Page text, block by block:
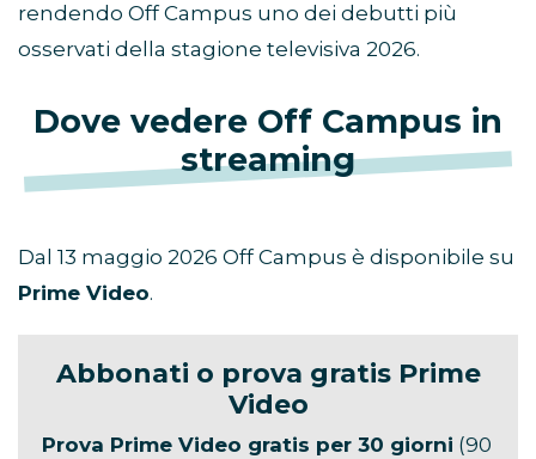
rendendo Off Campus uno dei debutti più
osservati della stagione televisiva 2026.
Dove vedere Off Campus in
streaming
Dal 13 maggio 2026 Off Campus è disponibile su
Prime Video.
Abbonati o prova gratis Prime
Video
Prova Prime Video gratis per 30 giorni (90